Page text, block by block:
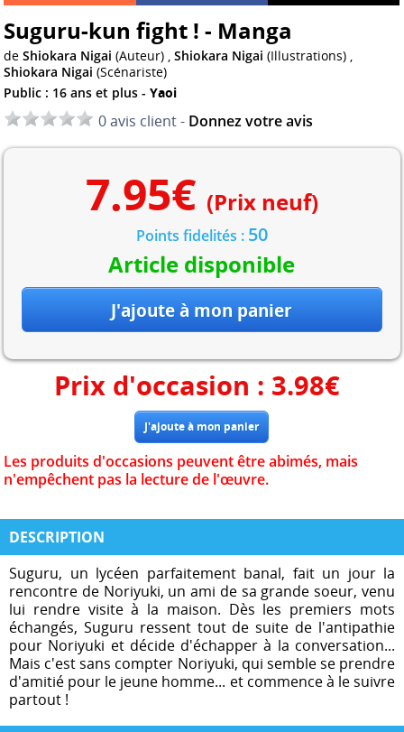
Suguru-kun fight ! - Manga
deShiokara Nigai (Auteur) ,Shiokara Nigai (Illustrations) ,
Shiokara Nigai (Scénariste)
Public : 16 ans et plus -Yaoi
0 avis client - Donnez votre avis
7.95€ (Prix neuf)
Points fidelités : 50
Article disponible
Prix d'occasion : 3.98€
Les produits d'occasions peuvent être abimés, mais
n'empêchent pas la lecture de l'œuvre.
DESCRIPTION
Suguru, un lycéen parfaitement banal, fait un jour la
rencontre de Noriyuki, un ami de sa grande soeur, venu
lui rendre visite à la maison. Dès les premiers mots
échangés, Suguru ressent tout de suite de l'antipathie
pour Noriyuki et décide d'échapper à la conversation...
Mais c'est sans compter Noriyuki, qui semble se prendre
d'amitié pour le jeune homme... et commence à le suivre
partout !